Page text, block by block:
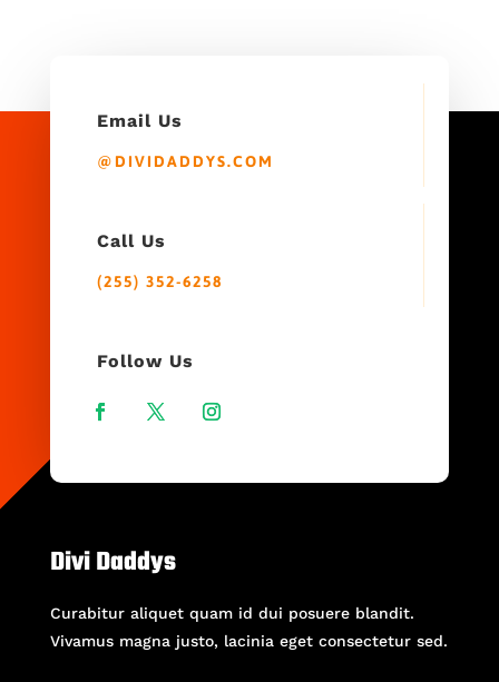
Email Us
@DIVIDADDYS.COM
Call Us
(255) 352-6258
Follow Us
Divi Daddys
Curabitur aliquet quam id dui posuere blandit.
Vivamus magna justo, lacinia eget consectetur sed.